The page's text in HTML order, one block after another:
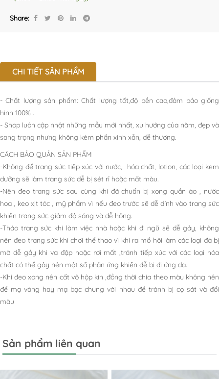
Share:
CHI TIẾT SẢN PHẨM
- Chất lượng sản phẩm: Chất lượng tốt,độ bền cao,đảm bảo giống
hình 100% .
- Shop luôn cập nhật những mẫu mới nhất, xu hướng của năm, đẹp và
sang trọng nhưng không kém phần xinh xắn, dễ thương.
CÁCH BẢO QUẢN SẢN PHẨM
-Không để trang sức tiếp xúc với nước, hóa chất, lotion, các loại kem
dưỡng sẽ làm trang sức dễ bị sét rỉ hoặc mất màu.
-Nên đeo trang sức sau cùng khi đã chuẩn bị xong quần áo , nước
hoa , keo xịt tóc , mỹ phẩm vì nếu đeo trước sẽ dễ dính vào trang sức
khiến trang sức giảm độ sáng và dễ hỏng.
-Tháo trang sức khi làm việc nhà hoặc khi đi ngũ sẽ dễ gảy, không
nên đeo trang sức khi chơi thể thao vì khi ra mồ hôi làm các loại đá bị
mờ dễ gảy khi va đập hoặc rơi mất ,tránh tiếp xúc với các loại hóa
chất có thể gây nên một số phản ứng khiến dễ bị dị ứng da.
-Khi đeo xong nên cất vô hộp kín ,đồng thời chia theo màu không nên
để mạ vàng hay mạ bạc chung với nhau để tránh bị cọ sát và đổi
màu
Sản phẩm liên quan